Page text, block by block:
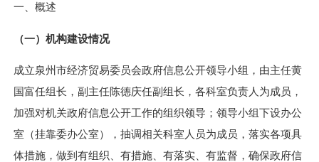
一、概述
（一）机构建设情况
成立泉州市经济贸易委员会政府信息公开领导小组，由主任黄
国富任组长，副主任陈德庆任副组长，各科室负责人为成员，
加强对机关政府信息公开工作的组织领导；领导小组下设办公
室（挂靠委办公室），抽调相关科室人员为成员，落实各项具
体措施，做到有组织、有措施、有落实、有监督，确保政府信